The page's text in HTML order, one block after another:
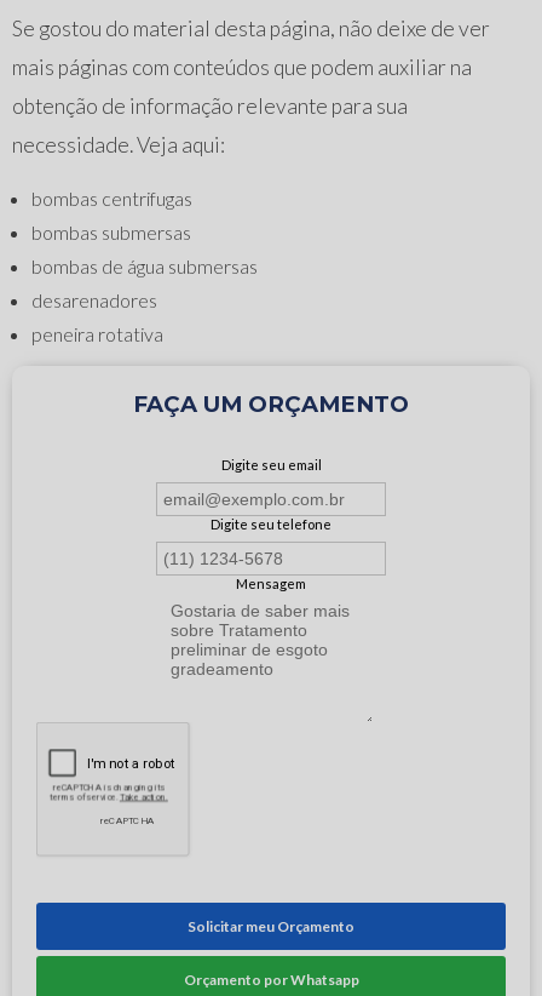
Se gostou do material desta página, não deixe de ver
mais páginas com conteúdos que podem auxiliar na
obtenção de informação relevante para sua
necessidade. Veja aqui:
bombas centrifugas
bombas submersas
bombas de água submersas
desarenadores
peneira rotativa
FAÇA UM ORÇAMENTO
Digite seu email
Digite seu telefone
Mensagem
Solicitar meu Orçamento
Orçamento por Whatsapp